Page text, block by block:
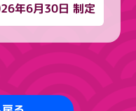
年6月30日 制定